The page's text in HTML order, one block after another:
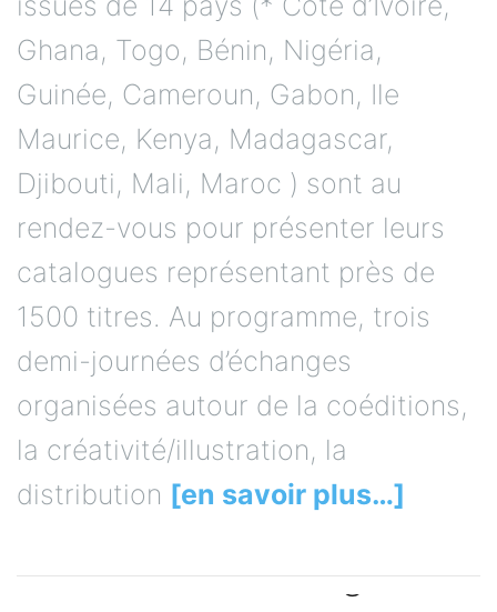
Ghana, Togo, Bénin, Nigéria,
Guinée, Cameroun, Gabon, Ile
Maurice, Kenya, Madagascar,
Djibouti, Mali, Maroc ) sont au
rendez-vous pour présenter leurs
catalogues représentant près de
1500 titres. Au programme, trois
demi-journées d’échanges
organisées autour de la coéditions,
la créativité/illustration, la
distribution [en savoir plus…]